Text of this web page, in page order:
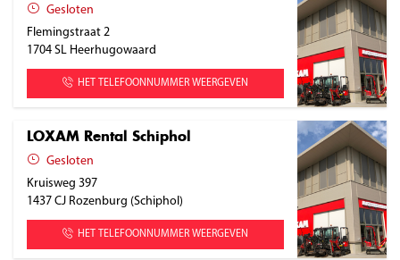
Gesloten
Flemingstraat 2
1704 SL Heerhugowaard
HET TELEFOONNUMMER WEERGEVEN
LOXAM Rental Schiphol
Gesloten
Kruisweg 397
1437 CJ Rozenburg (Schiphol)
HET TELEFOONNUMMER WEERGEVEN